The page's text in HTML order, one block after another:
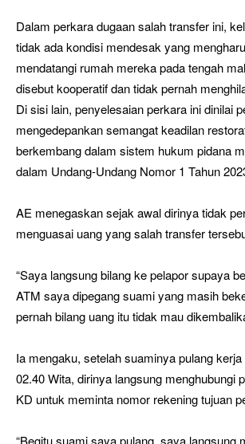
Dalam perkara dugaan salah transfer ini,
tidak ada kondisi mendesak yang
mendatangi rumah mereka pada tengah
disebut kooperatif dan tidak pernah
Di sisi lain, penyelesaian perkara ini dinilai
mengedepankan semangat keadilan
berkembang dalam sistem hukum pidana
dalam Undang-Undang Nomor 1 Tahun
AE menegaskan sejak awal dirinya tidak
menguasai uang yang salah transfer
“Saya langsung bilang ke pelapor supaya
ATM saya dipegang suami yang masih
pernah bilang uang itu tidak mau
Ia mengaku, setelah suaminya pulang
02.40 Wita, dirinya langsung menghubungi
KD untuk meminta nomor rekening tujuan
“Begitu suami saya pulang, saya langsung